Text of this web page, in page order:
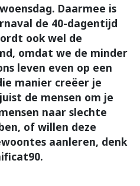
Daarmee is
de 40-dagentijd
ook wel de
omdat we de minder
leven even op een
manier creëer je
de mensen om je
naar slechte
of willen deze
aanleren, denk